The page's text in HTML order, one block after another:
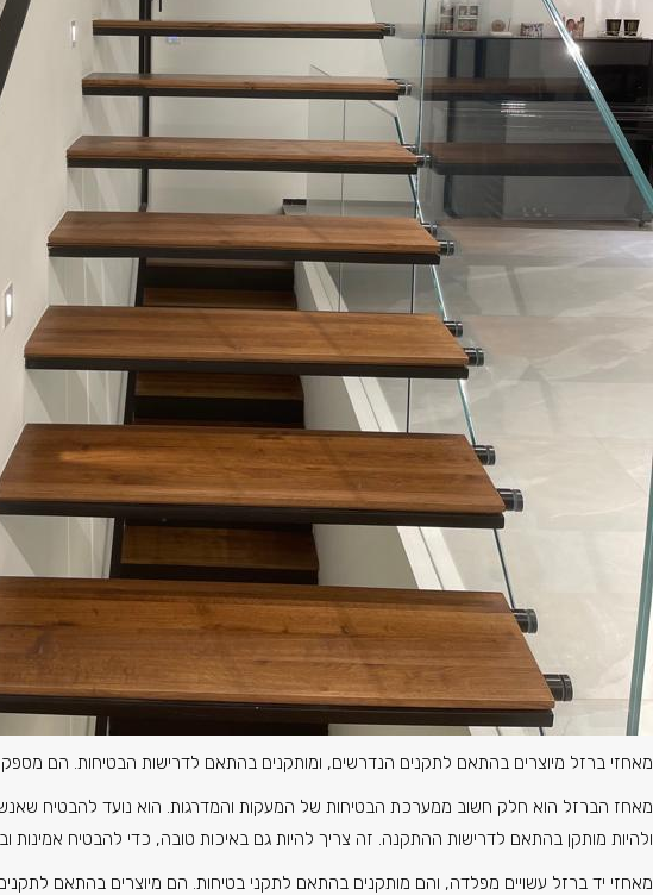
מאחזי ברזל מיוצרים בהתאם לתקנים הנדרשים, ומותקנים בהתאם לדרישות הבטיחות. הם
מאחז הברזל הוא חלק חשוב ממערכת הבטיחות של המעקות והמדרגות. הוא נועד להבטיח
ולהיות מותקן בהתאם לדרישות ההתקנה. זה צריך להיות גם באיכות טובה, כדי להבטיח אמינות
מאחזי יד ברזל עשויים מפלדה, והם מותקנים בהתאם לתקני בטיחות. הם מיוצרים בהתאם